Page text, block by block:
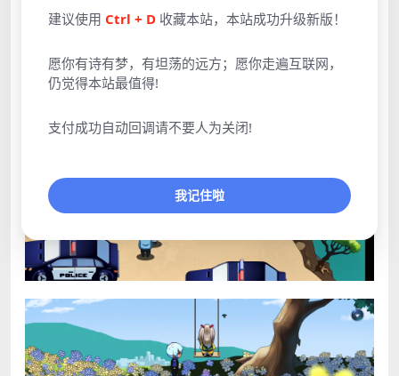
建议使用 Ctrl + D 收藏本站，本站成功升级新版！
愿你有诗有梦，有坦荡的远方；愿你走遍互联网，
仍觉得本站最值得!
支付成功自动回调请不要人为关闭!
我记住啦